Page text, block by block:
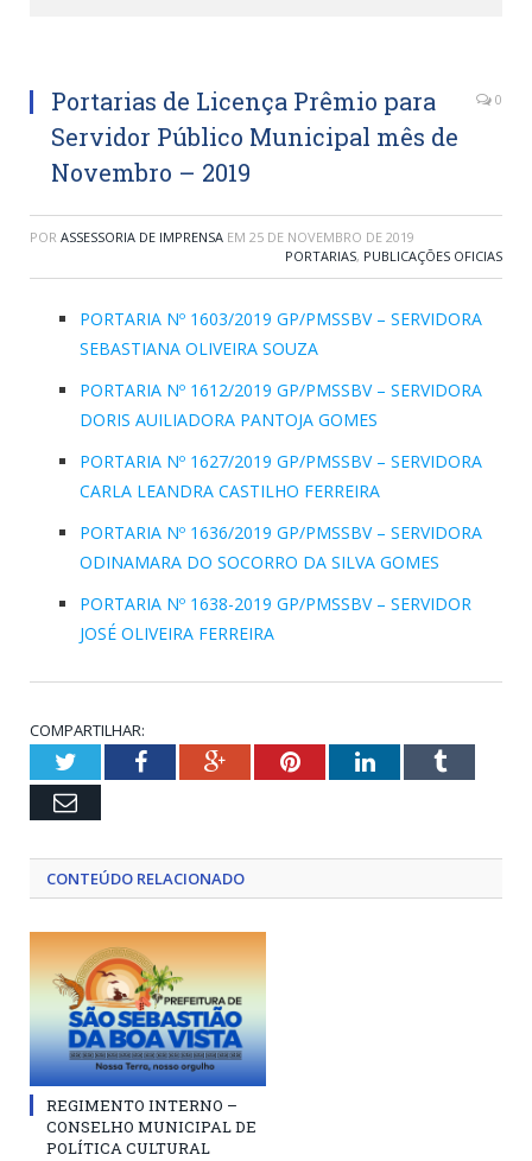
Portarias de Licença Prêmio para
Servidor Público Municipal mês de
Novembro – 2019
0
POR ASSESSORIA DE IMPRENSA EM 25 DE NOVEMBRO DE 2019
PORTARIAS, PUBLICAÇÕES OFICIAS
PORTARIA Nº 1603/2019 GP/PMSSBV – SERVIDORA
SEBASTIANA OLIVEIRA SOUZA
PORTARIA Nº 1612/2019 GP/PMSSBV – SERVIDORA
DORIS AUILIADORA PANTOJA GOMES
PORTARIA Nº 1627/2019 GP/PMSSBV – SERVIDORA
CARLA LEANDRA CASTILHO FERREIRA
PORTARIA Nº 1636/2019 GP/PMSSBV – SERVIDORA
ODINAMARA DO SOCORRO DA SILVA GOMES
PORTARIA Nº 1638-2019 GP/PMSSBV – SERVIDOR
JOSÉ OLIVEIRA FERREIRA
COMPARTILHAR:
TwitterFacebookGoogle+PinterestLinkedInTumblr
Email
CONTEÚDO RELACIONADO
REGIMENTO INTERNO –
CONSELHO MUNICIPAL DE
POLÍTICA CULTURAL